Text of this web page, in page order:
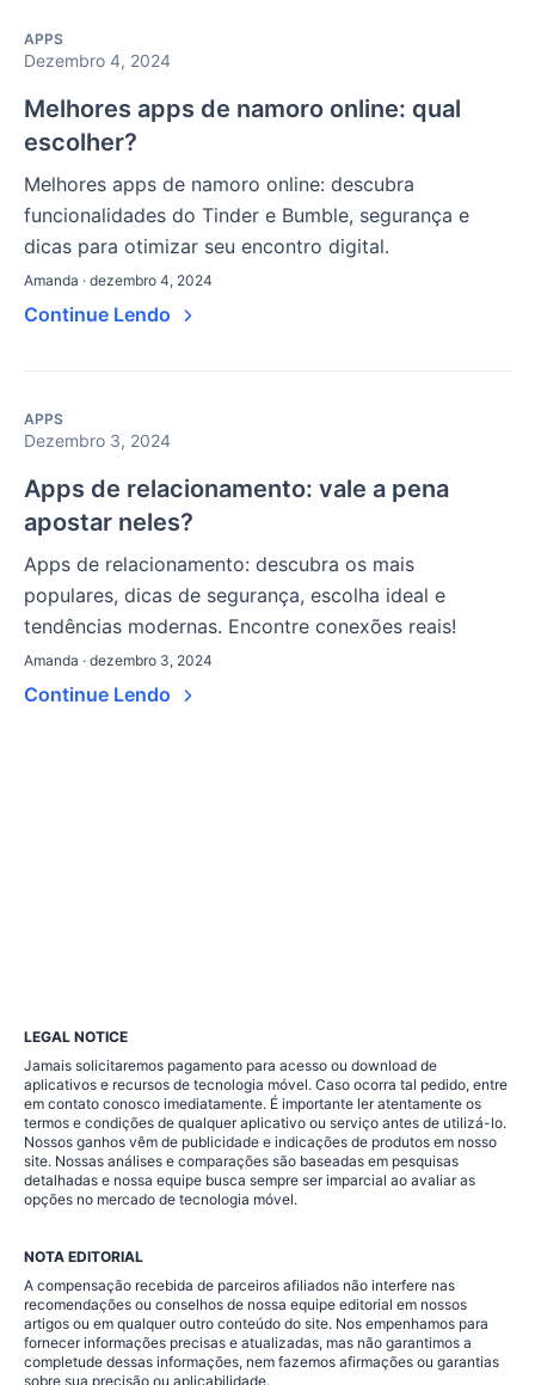
APPS
Dezembro 4, 2024
Melhores apps de namoro online: qual
escolher?
Melhores apps de namoro online: descubra
funcionalidades do Tinder e Bumble, segurança e
dicas para otimizar seu encontro digital.
Amanda · dezembro 4, 2024
Continue Lendo
APPS
Dezembro 3, 2024
Apps de relacionamento: vale a pena
apostar neles?
Apps de relacionamento: descubra os mais
populares, dicas de segurança, escolha ideal e
tendências modernas. Encontre conexões reais!
Amanda · dezembro 3, 2024
Continue Lendo
LEGAL NOTICE
Jamais solicitaremos pagamento para acesso ou download de
aplicativos e recursos de tecnologia móvel. Caso ocorra tal pedido, entre
em contato conosco imediatamente. É importante ler atentamente os
termos e condições de qualquer aplicativo ou serviço antes de utilizá-lo.
Nossos ganhos vêm de publicidade e indicações de produtos em nosso
site. Nossas análises e comparações são baseadas em pesquisas
detalhadas e nossa equipe busca sempre ser imparcial ao avaliar as
opções no mercado de tecnologia móvel.
NOTA EDITORIAL
A compensação recebida de parceiros afiliados não interfere nas
recomendações ou conselhos de nossa equipe editorial em nossos
artigos ou em qualquer outro conteúdo do site. Nos empenhamos para
fornecer informações precisas e atualizadas, mas não garantimos a
completude dessas informações, nem fazemos afirmações ou garantias
sobre sua precisão ou aplicabilidade.